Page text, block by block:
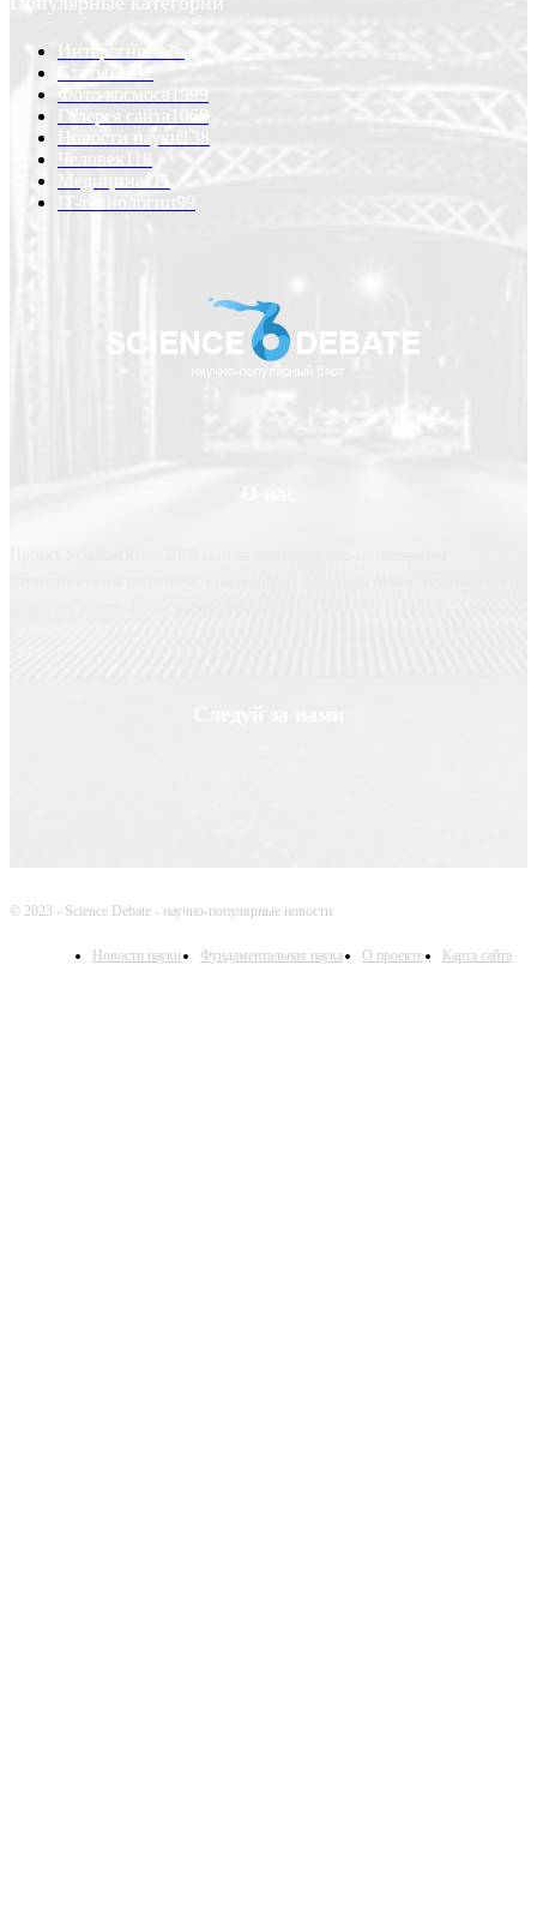
Интересно
6226
Статьи
Фото космоса
1999
Галерея сайта 1068
Новости науки
Человек
Медицина
IT-технологии99
© 2023 - Science Debate - научно-популярные новости
Новости науки Фундаментальная наука О проекте Карта сайта